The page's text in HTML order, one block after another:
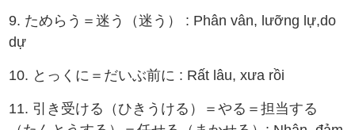
9. ためらう＝迷う（迷う） : Phân vân, lưỡng lự,do
dự
10. とっくに＝だいぶ前に : Rất lâu, xưa rồi
11. 引き受ける（ひきうける）＝やる＝担当する